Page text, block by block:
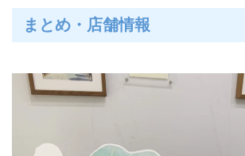
まとめ・店舗情報